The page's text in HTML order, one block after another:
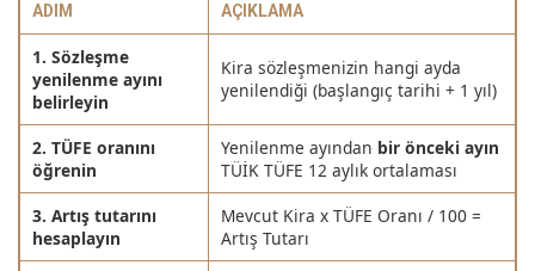
ADIM AÇIKLAMA
1. Sözleşme
yenilenme ayını
belirleyin
Kira sözleşmenizin hangi ayda
yenilendiği (başlangıç tarihi + 1 yıl)
2. TÜFE oranını
öğrenin
Yenilenme ayından bir önceki ayın
TÜİK TÜFE 12 aylık ortalaması
3. Artış tutarını
hesaplayın
Mevcut Kira x TÜFE Oranı / 100 =
Artış Tutarı